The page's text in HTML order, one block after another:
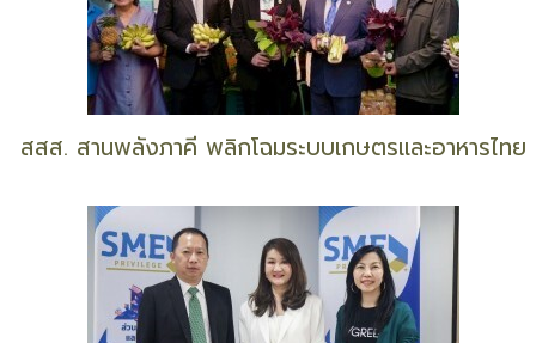
สสส. สานพลังภาคี พลิกโฉมระบบเกษตรและอาหารไทย